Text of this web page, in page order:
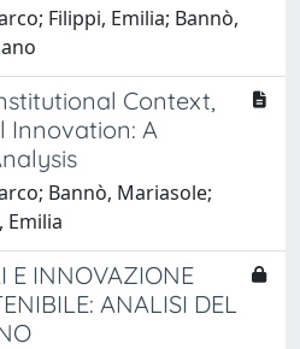
Filippi, Emilia; Bannò,
Context,
Innovation: A
Bannò, Mariasole;
Emilia
E INNOVAZIONE
ANALISI DEL